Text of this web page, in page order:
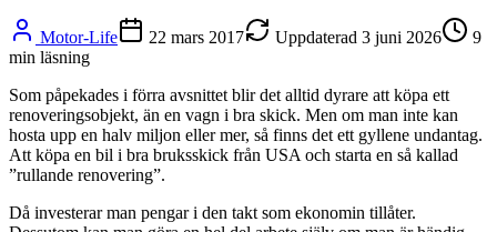
Motor-Life 22 mars 2017 Uppdaterad 3 juni 2026
9
min läsning
Som påpekades i förra avsnittet blir det alltid dyrare att köpa ett
renoveringsobjekt, än en vagn i bra skick. Men om man inte kan
hosta upp en halv miljon eller mer, så finns det ett gyllene undantag.
Att köpa en bil i bra bruksskick från USA och starta en så kallad
”rullande renovering”.
Då investerar man pengar i den takt som ekonomin tillåter.